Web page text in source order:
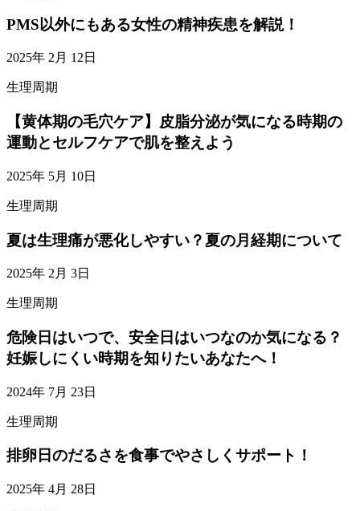
PMS以外にもある女性の精神疾患を解説！
2025年 2月 12日
生理周期
【黄体期の毛穴ケア】皮脂分泌が気になる時期の
運動とセルフケアで肌を整えよう
2025年 5月 10日
生理周期
夏は生理痛が悪化しやすい？夏の月経期について
2025年 2月 3日
生理周期
危険日はいつで、安全日はいつなのか気になる？
妊娠しにくい時期を知りたいあなたへ！
2024年 7月 23日
生理周期
排卵日のだるさを食事でやさしくサポート！
2025年 4月 28日